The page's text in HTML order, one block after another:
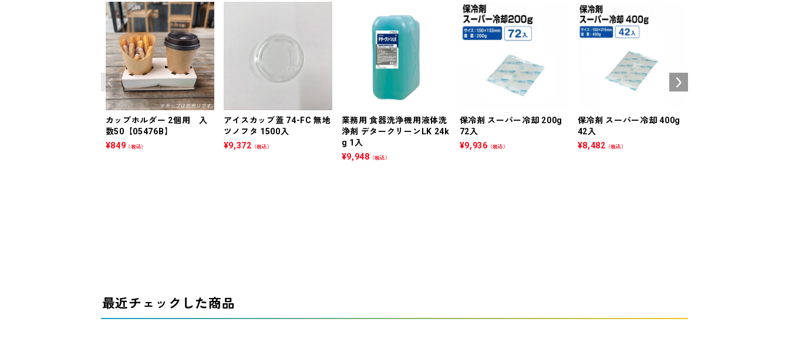
カップホルダー 2個用 入
数50【05476B】
¥849 （税込）
アイスカップ蓋 74-FC 無地
ツノフタ 1500入
¥9,372 （税込）
業務用 食器洗浄機用液体洗
浄剤 デタークリーンLK 24k
g 1入
¥9,948 （税込）
保冷剤 スーパー冷却 200g
72入
¥9,936 （税込）
保冷剤 スーパー冷却 400g
42入
¥8,482 （税込）
最近チェックした商品